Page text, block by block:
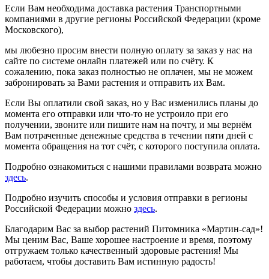
Если Вам необходима доставка растения Транспортными
компаниями в другие регионы Российской Федерации (кроме
Московского),
мы любезно просим внести полную оплату за заказ у нас на
сайте по системе онлайн платежей или по счёту. К
сожалению, пока заказ полностью не оплачен, мы не можем
забронировать за Вами растения и отправить их Вам.
Если Вы оплатили свой заказ, но у Вас изменились планы до
момента его отправки или что-то не устроило при его
получении, звоните или пишите нам на почту, и мы вернём
Вам потраченные денежные средства в течении пяти дней с
момента обращения на тот счёт, с которого поступила оплата.
Подробно ознакомиться с нашими правилами возврата можно
здесь.
Подробно изучить способы и условия отправки в регионы
Российской Федерации можно здесь.
Благодарим Вас за выбор растений Питомника «Мартин-сад»!
Мы ценим Вас, Ваше хорошее настроение и время, поэтому
отгружаем только качественный здоровые растения! Мы
работаем, чтобы доставить Вам истинную радость!